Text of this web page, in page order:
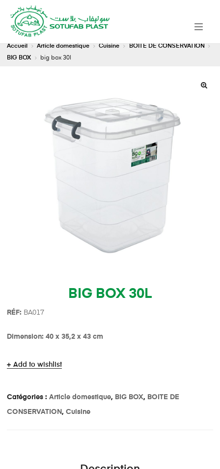
Accueil Article domestique Cuisine
BOITE DE CONSERVATION
BIG BOX
big box 30l
BIG BOX 30L
R É F: BA017
Dimension: 40 x 35,2 x 43 cm
Add to wishlist
Catégories : Article domestique, BIG BOX, BOITE DE
CONSERVATION, Cuisine